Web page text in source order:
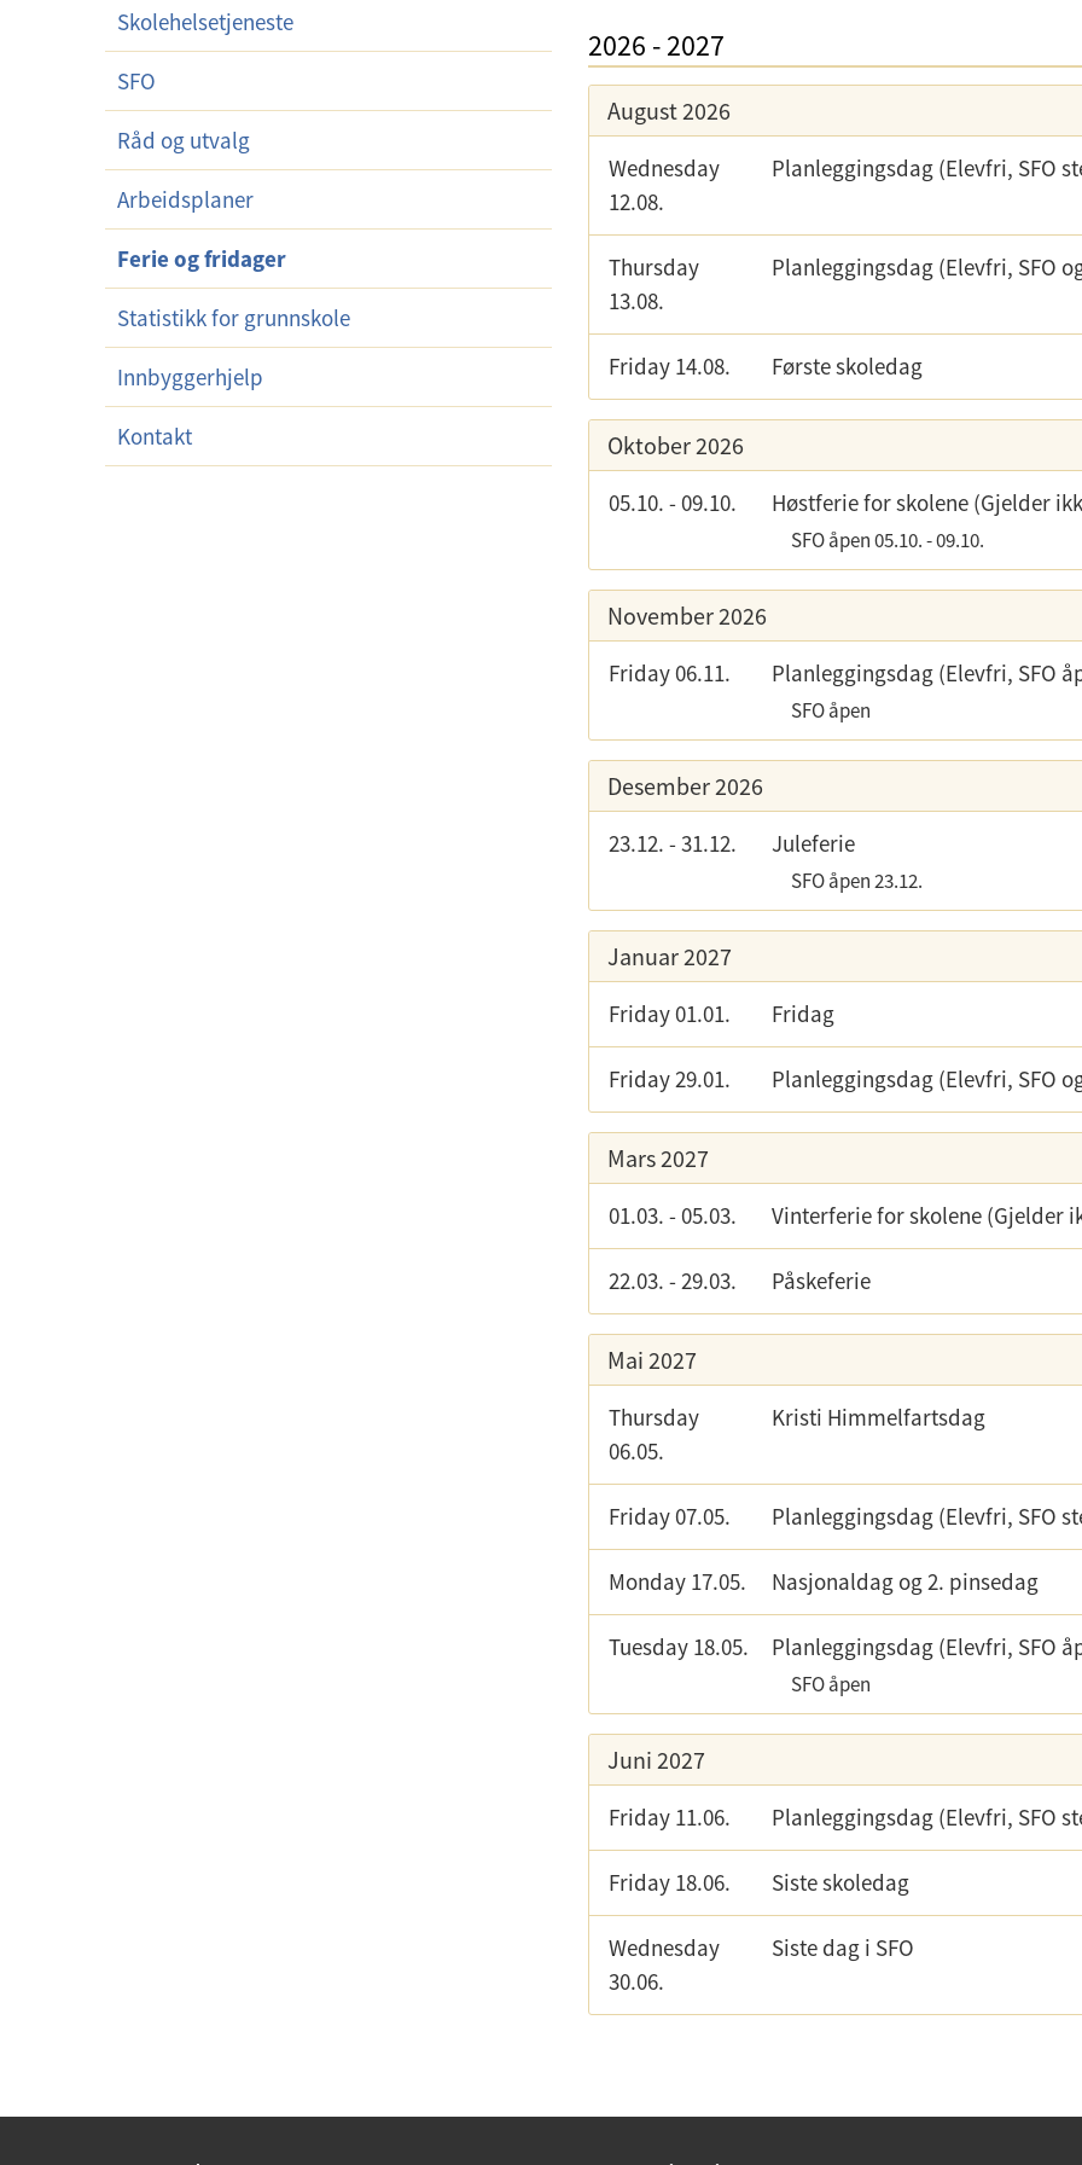
Skolehelsetjeneste
SFO
Råd og utvalg
Arbeidsplaner
Ferie og fridager
Statistikk for grunnskole
Innbyggerhjelp
Kontakt
2026 -2027
August 2026
Wednesday
12.08.
Planleggingsdag (Elevfri, SFO
Thursday
13.08.
Planleggingsdag (Elevfri, SFO
Friday 14.08. Første skoledag
Oktober 2026
05.10. -09.10. Høstferie for skolene (Gjelder
SFO åpen05.10.-09.10.
November 2026
Friday 06.11. Planleggingsdag (Elevfri, SFO
SFO åpen
Desember 2026
23.12. -31.12. Juleferie
SFO åpen23.12.
Januar 2027
Friday 01.01. Fridag
Friday 29.01. Planleggingsdag (Elevfri, SFO
Mars 2027
01.03. -05.03. Vinterferie for skolene (Gjelder
22.03. -29.03. Påskeferie
Mai 2027
Thursday
06.05.
Kristi Himmelfartsdag
Friday 07.05. Planleggingsdag (Elevfri, SFO
Monday 17.05. Nasjonaldag og 2. pinsedag
Tuesday 18.05. Planleggingsdag (Elevfri, SFO
SFO åpen
Juni 2027
Friday 11.06. Planleggingsdag (Elevfri, SFO
Friday 18.06. Siste skoledag
Wednesday
30.06.
Siste dag i SFO